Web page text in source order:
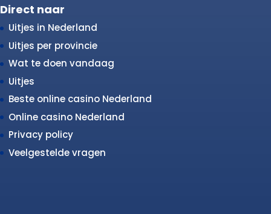
Direct naar
Uitjes in Nederland
Uitjes per provincie
Wat te doen vandaag
Uitjes
Beste online casino Nederland
Online casino Nederland
Privacy policy
Veelgestelde vragen